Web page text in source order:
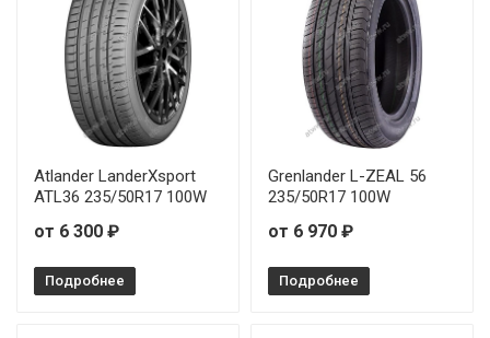
Atlander LanderXsport
ATL36 235/50R17 100W
от 6 300 ₽
Подробнее
Grenlander L-ZEAL 56
235/50R17 100W
от 6 970 ₽
Подробнее